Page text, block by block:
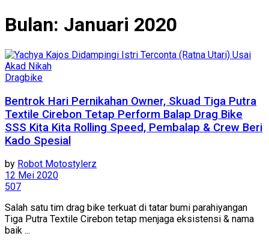
Bulan: Januari 2020
Dragbike
Bentrok Hari Pernikahan Owner, Skuad Tiga Putra
Textile Cirebon Tetap Perform Balap Drag Bike
SSS Kita Kita Rolling Speed, Pembalap & Crew Beri
Kado Spesial
by Robot Motostylerz
12 Mei 2020
507
Salah satu tim drag bike terkuat di tatar bumi parahiyangan
Tiga Putra Textile Cirebon tetap menjaga eksistensi & nama
baik ...